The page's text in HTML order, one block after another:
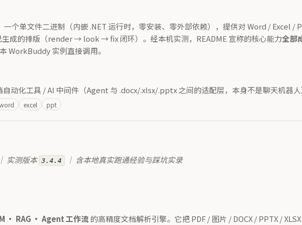
一个单文件二进制（内嵌 .NET 运行时，零安装、零外部依赖），提供对 Word / Excel
成的排版（render → look → fix 闭环）。经本机实测，README 宣称的核心能力全部
WorkBuddy 实例直接调用。
动化工具 / AI 中间件（Agent 与 .docx/.xlsx/.pptx 之间的适配层，本身不是聊天机器
excel ppt
实测版本 3.4.4 ｜ 含本地真实跑通经验与踩坑实录
· RAG · Agent 工作流的高精度文档解析引擎。它把 PDF / 图片 / DOCX / PPTX /